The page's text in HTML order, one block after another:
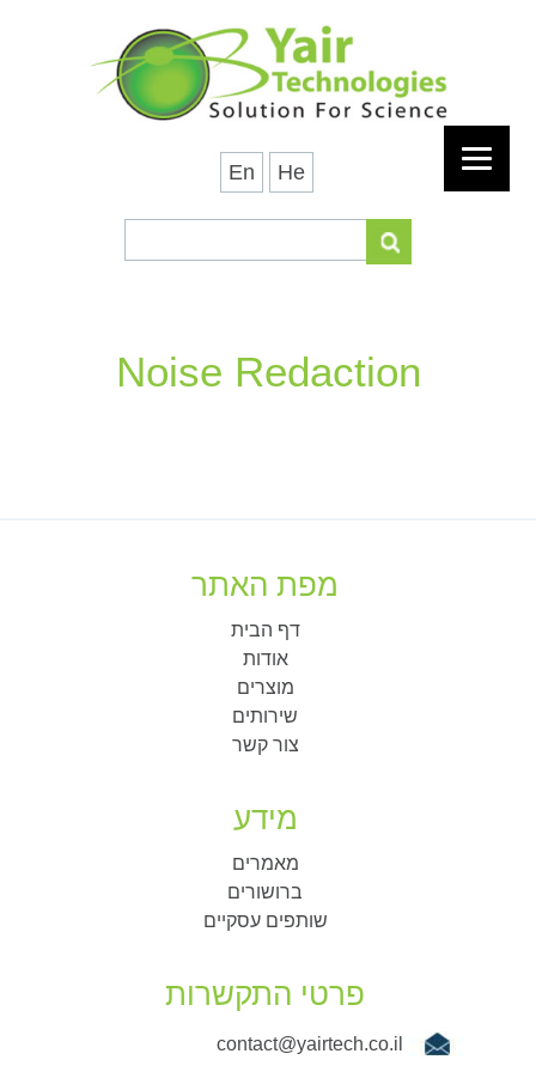
En He
Noise Redaction
מפת האתר
דף הבית
אודות
מוצרים
שירותים
צור קשר
מידע
מאמרים
ברושורים
שותפים עסקיים
פרטי התקשרות
contact@yairtech.co.il